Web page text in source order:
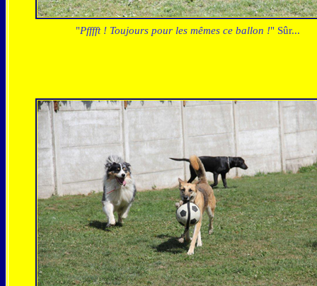
"Pfffft ! Toujours pour les mêmes ce ballon !" Sûr...